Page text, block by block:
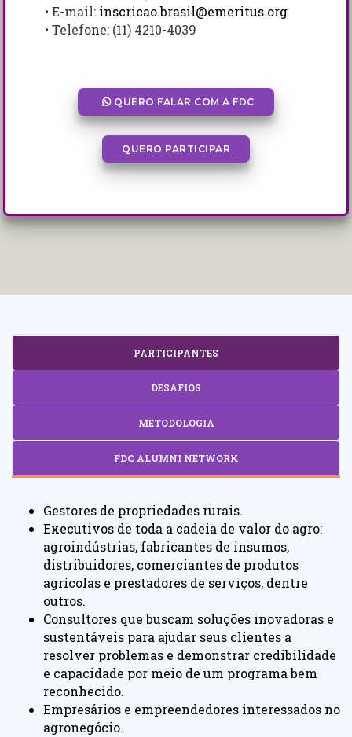
• E-mail: inscricao.brasil@emeritus.org
• Telefone: (11) 4210-4039
QUERO FALAR COM A FDC
QUERO PARTICIPAR
PARTICIPANTES
DESAFIOS
METODOLOGIA
FDC ALUMNI NETWORK
Gestores de propriedades rurais.
Executivos de toda a cadeia de valor do agro:
agroindústrias, fabricantes de insumos,
distribuidores, comerciantes de produtos
agrícolas e prestadores de serviços, dentre
outros.
Consultores que buscam soluções inovadoras e
sustentáveis para ajudar seus clientes a
resolver problemas e demonstrar credibilidade
e capacidade por meio de um programa bem
reconhecido.
Empresários e empreendedores interessados no
agronegócio.